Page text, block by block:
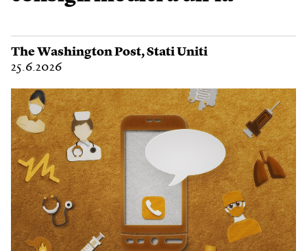
The Washington Post,Stati Uniti
25.6.2026